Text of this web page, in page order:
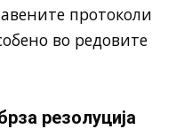
протоколи
во редовите
резолуција